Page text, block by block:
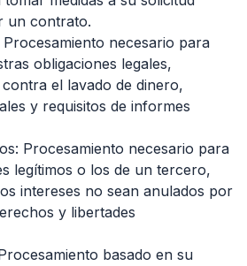
un contrato.
Procesamiento necesario para
obligaciones legales,
el lavado de dinero,
y requisitos de informes
Procesamiento necesario para
legítimos o los de un tercero,
intereses no sean anulados por
y libertades
basado en su